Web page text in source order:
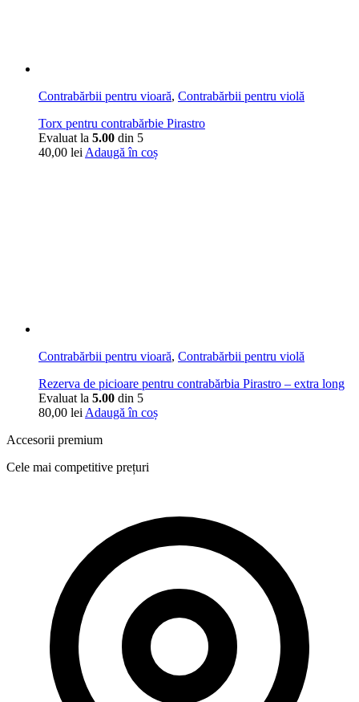
Contrabărbii pentru vioară, Contrabărbii pentru violă
Torx pentru contrabărbie Pirastro
Evaluat la 5.00 din 5
40,00 lei Adaugă în coș
Contrabărbii pentru vioară, Contrabărbii pentru violă
Rezerva de picioare pentru contrabărbia Pirastro – extra long
Evaluat la 5.00 din 5
80,00 lei Adaugă în coș
Accesorii premium
Cele mai competitive prețuri